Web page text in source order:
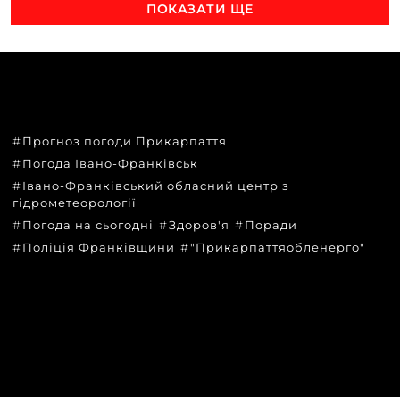
ПОКАЗАТИ ЩЕ
Прогноз погоди Прикарпаття
Погода Івано-Франківськ
Івано-Франківський обласний центр з
гідрометеорології
Погода на сьогодні
Здоров'я
Поради
Поліція Франківщини
"Прикарпаттяобленерго"